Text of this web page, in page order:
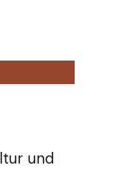
und